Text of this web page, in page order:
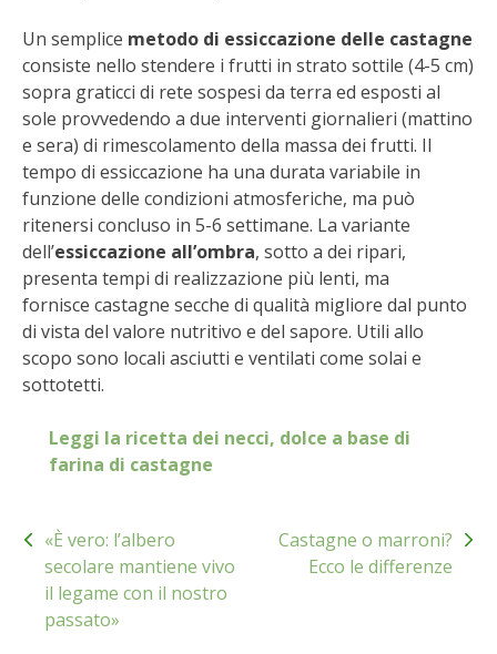
SCONTI NOVEMBRE
COMPO
HUSQVARNA
ZAPI GARDEN
BENZA
ORTO BIO – TECNICHE DI COLTIVAZIONE
TAP TRAP
IL MIO ORTO
ANIMALI UMANI E NON UMANI
IL MIO 2025
Un semplice metodo di essiccazione delle castagne
consiste nello stendere i frutti in strato sottile (4-5 cm)
sopra graticci di rete sospesi da terra ed esposti al
sole provvedendo a due interventi giornalieri (mattino
e sera) di rimescolamento della massa dei frutti. Il
tempo di essiccazione ha una durata variabile in
funzione delle condizioni atmosferiche, ma può
ritenersi concluso in 5-6 settimane. La variante
dell’essiccazione all’ombra, sotto a dei ripari,
presenta tempi di realizzazione più lenti, ma
fornisce castagne secche di qualità migliore dal punto
di vista del valore nutritivo e del sapore. Utili allo
scopo sono locali asciutti e ventilati come solai e
sottotetti.
Leggi la ricetta dei necci, dolce a base di
farina di castagne
articoli
«È vero: l’albero
secolare mantiene vivo
il legame con il nostro
passato»
Castagne o marroni?
Ecco le differenze